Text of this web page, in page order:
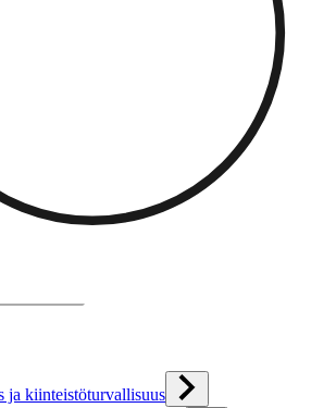
ja kiinteistöturvallisuus